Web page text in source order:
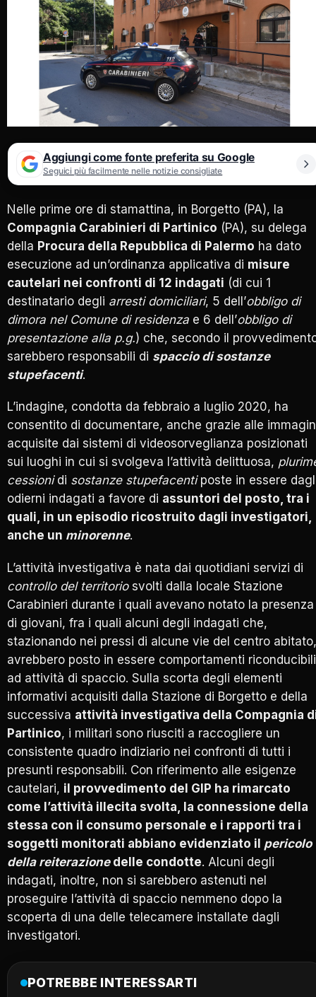
Aggiungi come fonte preferita su Google
Seguici più facilmente nelle notizie consigliate
Nelle prime ore di stamattina, in Borgetto (PA), la
Compagnia Carabinieri di Partinico (PA), su delega
della Procura della Repubblica di Palermo ha dato
esecuzione ad un’ordinanza applicativa di misure
cautelari nei confronti di 12 indagati (di cui 1
destinatario degli arresti domiciliari, 5 dell’obbligo di
dimora nel Comune di residenza e 6 dell’obbligo di
presentazione alla p.g.) che, secondo il
sarebbero responsabili di spaccio di sostanze
stupefacenti.
L’indagine, condotta da febbraio a luglio 2020, ha
consentito di documentare, anche grazie alle
acquisite dai sistemi di videosorveglianza posizionati
sui luoghi in cui si svolgeva l’attività delittuosa,
cessionidi sostanze stupefacentiposte in essere
odierni indagati a favore di assuntori del posto, tra i
quali, in un episodio ricostruito dagli investigatori,
anche un minorenne.
L’attività investigativa è nata dai quotidiani servizi di
controllo del territoriosvolti dalla locale Stazione
Carabinieri durante i quali avevano notato la presenza
di giovani, fra i quali alcuni degli indagati che,
stazionando nei pressi di alcune vie del centro abitato,
avrebbero posto in essere comportamenti riconducibili
ad attività di spaccio. Sulla scorta degli elementi
informativi acquisiti dalla Stazione di Borgetto e della
successiva attività investigativa della Compagnia
Partinico, i militari sono riusciti a raccogliere un
consistente quadro indiziario nei confronti di tutti i
presunti responsabili. Con riferimento alle esigenze
cautelari, il provvedimento del GIP ha rimarcato
come l’attività illecita svolta, la connessione della
stessa con il consumo personale e i rapporti tra i
soggetti monitorati abbiano evidenziato il pericolo
della reiterazionedelle condotte. Alcuni degli
indagati, inoltre, non si sarebbero astenuti nel
proseguire l’attività di spaccio nemmeno dopo la
scoperta di una delle telecamere installate dagli
investigatori.
POTREBBE INTERESSARTI